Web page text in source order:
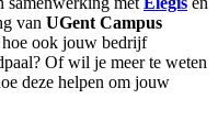
van UGent Campus
ook jouw bedrijf
Of wil je meer te weten
deze helpen om jouw